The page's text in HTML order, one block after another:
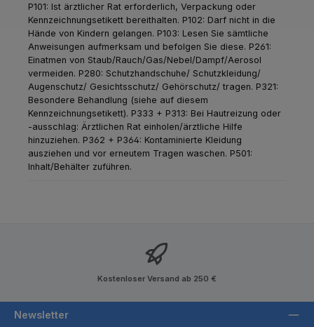
P101: Ist ärztlicher Rat erforderlich, Verpackung oder
Kennzeichnungsetikett bereithalten. P102: Darf nicht in die
Hände von Kindern gelangen. P103: Lesen Sie sämtliche
Anweisungen aufmerksam und befolgen Sie diese. P261:
Einatmen von Staub/Rauch/Gas/Nebel/Dampf/Aerosol
vermeiden. P280: Schutzhandschuhe/ Schutzkleidung/
Augenschutz/ Gesichtsschutz/ Gehörschutz/ tragen. P321:
Besondere Behandlung (siehe auf diesem
Kennzeichnungsetikett). P333 + P313: Bei Hautreizung oder
-ausschlag: Ärztlichen Rat einholen/ärztliche Hilfe
hinzuziehen. P362 + P364: Kontaminierte Kleidung
ausziehen und vor erneutem Tragen waschen. P501:
Inhalt/Behälter zuführen.
Kostenloser Versand ab 250 €
Newsletter